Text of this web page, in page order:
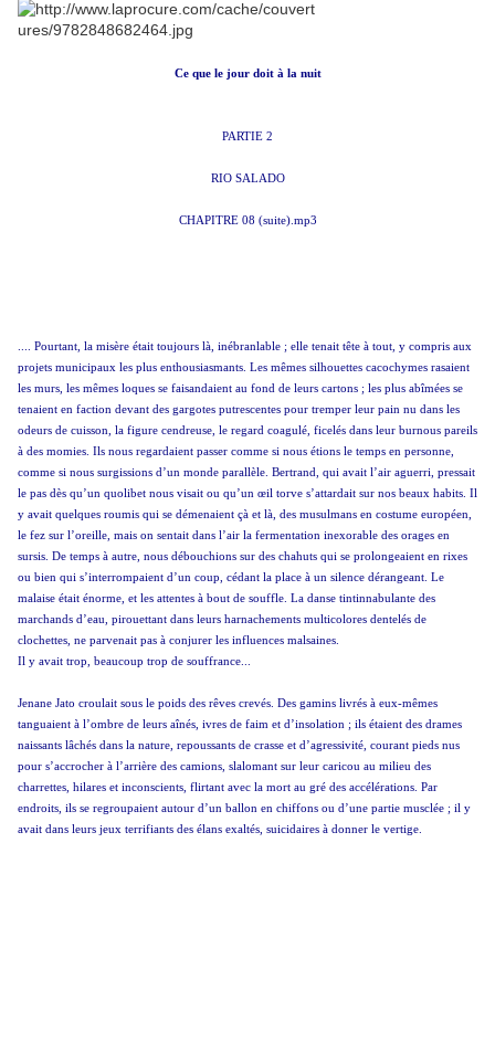
Ce que le jour doit à la nuit
PARTIE 2
RIO SALADO
CHAPITRE 08 (suite).mp3
.... Pourtant, la misère était toujours là, inébranlable ; elle tenait tête à tout, y compris aux
projets municipaux les plus enthousiasmants. Les mêmes silhouettes cacochymes rasaient
les murs, les mêmes loques se faisandaient au fond de leurs cartons ; les plus abîmées se
tenaient en faction devant des gargotes putrescentes pour tremper leur pain nu dans les
odeurs de cuisson, la figure cendreuse, le regard coagulé, ficelés dans leur burnous pareils
à des momies. Ils nous regardaient passer comme si nous étions le temps en personne,
comme si nous surgissions d’un monde parallèle. Bertrand, qui avait l’air aguerri, pressait
le pas dès qu’un quolibet nous visait ou qu’un œil torve s’attardait sur nos beaux habits. Il
y avait quelques roumis qui se démenaient çà et là, des musulmans en costume européen,
le fez sur l’oreille, mais on sentait dans l’air la fermentation inexorable des orages en
sursis. De temps à autre, nous débouchions sur des chahuts qui se prolongeaient en rixes
ou bien qui s’interrompaient d’un coup, cédant la place à un silence dérangeant. Le
malaise était énorme, et les attentes à bout de souffle. La danse tintinnabulante des
marchands d’eau, pirouettant dans leurs harnachements multicolores dentelés de
clochettes, ne parvenait pas à conjurer les influences malsaines.
Il y avait trop, beaucoup trop de souffrance...
Jenane Jato croulait sous le poids des rêves crevés. Des gamins livrés à eux-mêmes
tanguaient à l’ombre de leurs aînés, ivres de faim et d’insolation ; ils étaient des drames
naissants lâchés dans la nature, repoussants de crasse et d’agressivité, courant pieds nus
pour s’accrocher à l’arrière des camions, slalomant sur leur caricou au milieu des
charrettes, hilares et inconscients, flirtant avec la mort au gré des accélérations. Par
endroits, ils se regroupaient autour d’un ballon en chiffons ou d’une partie musclée ; il y
avait dans leurs jeux terrifiants des élans exaltés, suicidaires à donner le vertige.